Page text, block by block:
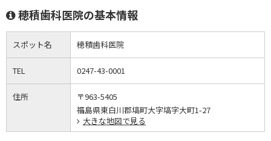
穂積歯科医院の基本情報
スポット名 穂積歯科医院
TEL 0247-43-0001
住所
〒963-5405
福島県東白川郡塙町大字塙字大町1-27
大きな地図で見る